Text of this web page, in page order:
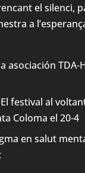
el silenci,
a
asociación TDA-
El festival al
Coloma el 20-4
en salut